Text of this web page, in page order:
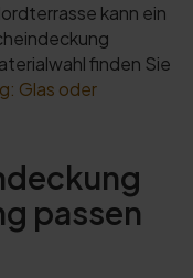
kann ein
finden Sie
Glas oder
passen